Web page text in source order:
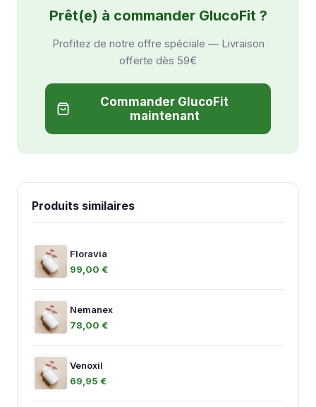
Prêt(e) à commander GlucoFit ?
Profitez de notre offre spéciale — Livraison
offerte dès 59€
Commander GlucoFit
maintenant
Produits similaires
Floravia
99,00 €
Nemanex
78,00 €
Venoxil
69,95 €